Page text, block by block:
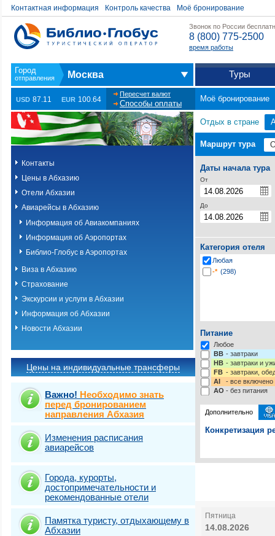
Контактная информация Контроль качества Моё бронирование
Звонок по России
8 (800) 775-2500
время работы
Москва Туры
USD 87.11 EUR 100.64
Пересчет валют
Способы оплаты
Моё бронирование
Контакты
Цены в Абхазию
Отели Абхазии
Авиарейсы в Абхазию
Информация об Авиакомпаниях
Информация об Аэропортах
Библио-Глобус в Аэропортах
Виза в Абхазию
Страхование
Экскурсии и услуги в Абхазии
Информация об Абхазии
Новости Абхазии
Цены на индивидуальные трансферы
Важно! Необходимо знать
перед бронированием
направления Абхазия
Изменения расписания
авиарейсов
Города, курорты,
достопримечательности и
рекомендованные отели
Памятка туристу, отдыхающему в
Абхазии
Отдых в стране
Маршрут тура
Даты начала тура
От
До
Категория отеля
Любая
-* (298)
Питание
Любое
BB - завтраки
HB - завтраки и
FB - завтраки,
AI
- все включено
AO - без питания
Дополнительно
Конкретизация
Пятница
14.08.2026